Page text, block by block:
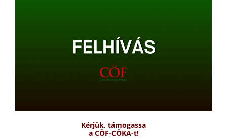
Kérjük, támogassa
a CÖF-CÖKA-t!